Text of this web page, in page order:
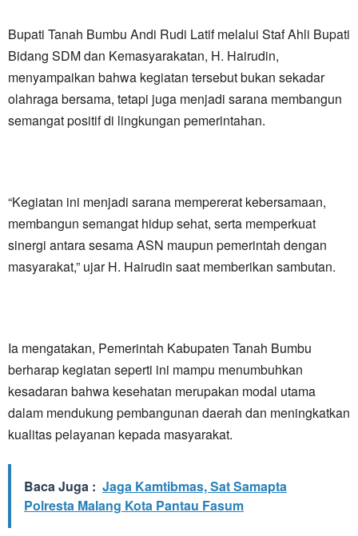
Bupati Tanah Bumbu Andi Rudi Latif melalui Staf Ahli Bupati
Bidang SDM dan Kemasyarakatan, H. Hairudin,
menyampaikan bahwa kegiatan tersebut bukan sekadar
olahraga bersama, tetapi juga menjadi sarana membangun
semangat positif di lingkungan pemerintahan.
“Kegiatan ini menjadi sarana mempererat kebersamaan,
membangun semangat hidup sehat, serta memperkuat
sinergi antara sesama ASN maupun pemerintah dengan
masyarakat,” ujar H. Hairudin saat memberikan sambutan.
Ia mengatakan, Pemerintah Kabupaten Tanah Bumbu
berharap kegiatan seperti ini mampu menumbuhkan
kesadaran bahwa kesehatan merupakan modal utama
dalam mendukung pembangunan daerah dan meningkatkan
kualitas pelayanan kepada masyarakat.
Baca Juga : Jaga Kamtibmas, Sat Samapta
Polresta Malang Kota Pantau Fasum